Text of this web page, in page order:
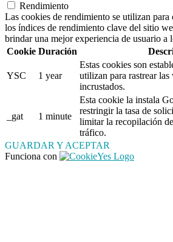
Rendimiento
Las cookies de rendimiento se utilizan
los índices de rendimiento clave del sitio
brindar una mejor experiencia de usuario a
Cookie Duración
YSC 1 year
Estas cookies son
utilizan para rastrear las
incrustados.
_gat 1 minute
Esta cookie la instala
restringir la tasa de
limitar la recopilación
tráfico.
GUARDAR Y ACEPTAR
Funciona con